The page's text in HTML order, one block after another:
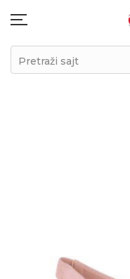
Pretraži sajt